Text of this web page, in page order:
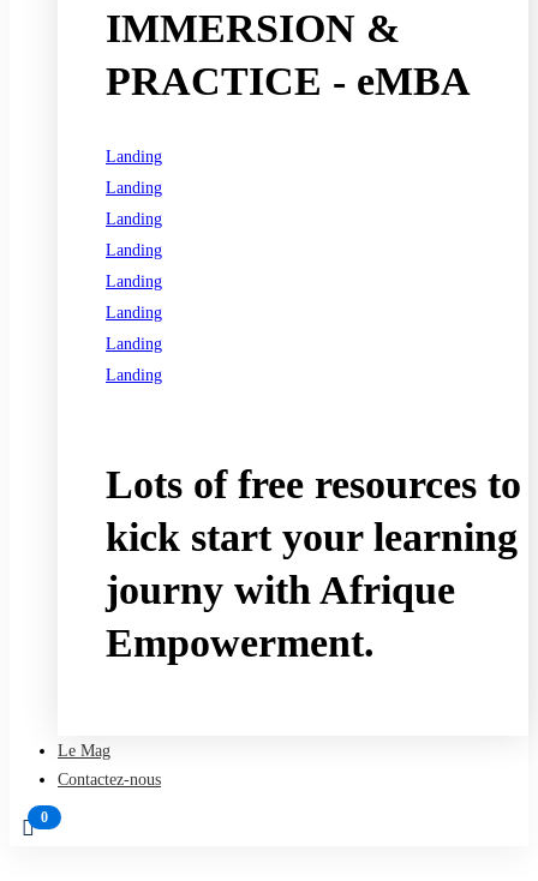
IMMERSION &
PRACTICE - eMBA
Landing
Landing
Landing
Landing
Landing
Landing
Landing
Landing
Lots of free resources to
kick start your learning
journy with Afrique
Empowerment.
Le Mag
Contactez-nous